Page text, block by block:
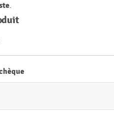
.